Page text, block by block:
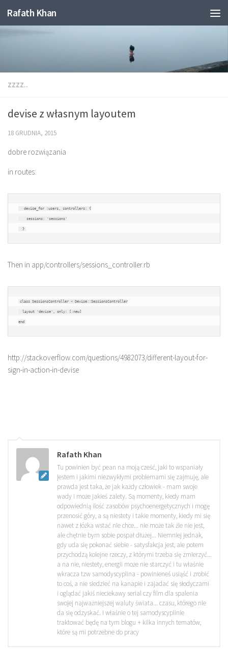
Skip to content
Rafath Khan
ZZZZ..
devise z własnym layoutem
18 GRUDNIA, 2015
dobre rozwiązania
in routes:
  devise_for
:users controllers: {
    sessions
: 'sessions'
}
Then in app/controllers/sessions_controller.rb
class SessionsController < Devise::SessionsController
  layout
'devise' only: [:new]
end
http://stackoverflow.com/questions/4982073/different-layout-for-
sign-in-action-in-devise
Rafath Khan
Tu powinien być pean na moją cześć, jaki to wspaniały
jestem i jakimi niezwykłymi problemami się zajmuję, ale
prawda jest taka, że jak każdy człowiek - mam swoje
wady i może jakieś zalety. Są momenty, kiedy mam
odpowiednią ilość zasobów psychoenergetycznych i mogę
przenosić góry, a są niestety i takie momenty, kiedy mi się
nawet z łóżka wstać nie chce... nie może tak źle nie jest,
ale chętnie bym sobie pospał dłużej... Niemniej jednak,
gdy uda się pokonać siebie - satysfakcja jest, ale potem
przychodzą kolejne rzeczy, z którymi trzeba się zmierzyć...
a na nie, niestety, energii może nie starczyć i tu właśnie
wkracza tzw samodyscyplina - powinieneś usiąść i zrobić
to coś, a nie siedzieć na kanapie i zajadać się słodyczami
i oglądać jakiś nieciekawy serial czy film dla spalenia
swojej najważniejszej waluty świata... czasu, którego nie
da się odzyskać. I właśnie o tej samodyscyplinie
traktować będę na tym blogu + kilka innych tematów,
które są mi potrzebne do pracy